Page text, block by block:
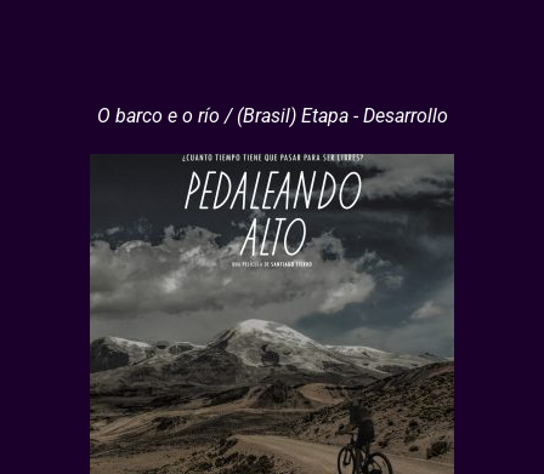
O barco e o río / (Brasil) Etapa - Desarrollo